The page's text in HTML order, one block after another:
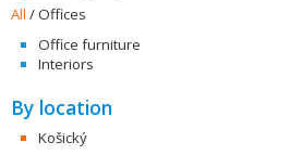
All /Offices
Office furniture
Interiors
By location
Košický